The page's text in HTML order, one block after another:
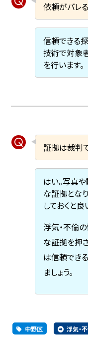
依頼がバレ
信頼できる
技術で対象
を行います。
証拠は裁判
はい。写真
な証拠とな
しておくと良
浮気・不倫
な証拠を押
は信頼でき
ましょう。
中野区 浮気・